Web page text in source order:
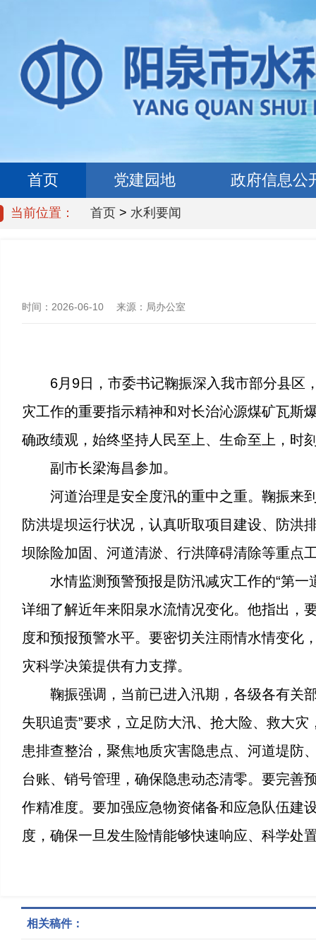
首页 党建园地 政府信息公
当前位置： 首页 > 水利要闻
时间： 2026-06-10 来源： 局办公室
6月9日，市委书记鞠振深入我市部分县区
灾工作的重要指示精神和对长治沁源煤矿瓦斯
确政绩观，始终坚持人民至上、生命至上，时
副市长梁海昌参加。
河道治理是安全度汛的重中之重。鞠振来
防洪堤坝运行状况，认真听取项目建设、防洪
坝除险加固、河道清淤、行洪障碍清除等重点
水情监测预警预报是防汛减灾工作的“第
详细了解近年来阳泉水流情况变化。他指出，
度和预报预警水平。要密切关注雨情水情变化
灾科学决策提供有力支撑。
鞠振强调，当前已进入汛期，各级各有关
失职追责”要求，立足防大汛、抢大险、救大
患排查整治，聚焦地质灾害隐患点、河道堤防
台账、销号管理，确保隐患动态清零。要完善
作精准度。要加强应急物资储备和应急队伍建
度，确保一旦发生险情能够快速响应、科学处
相关稿件：